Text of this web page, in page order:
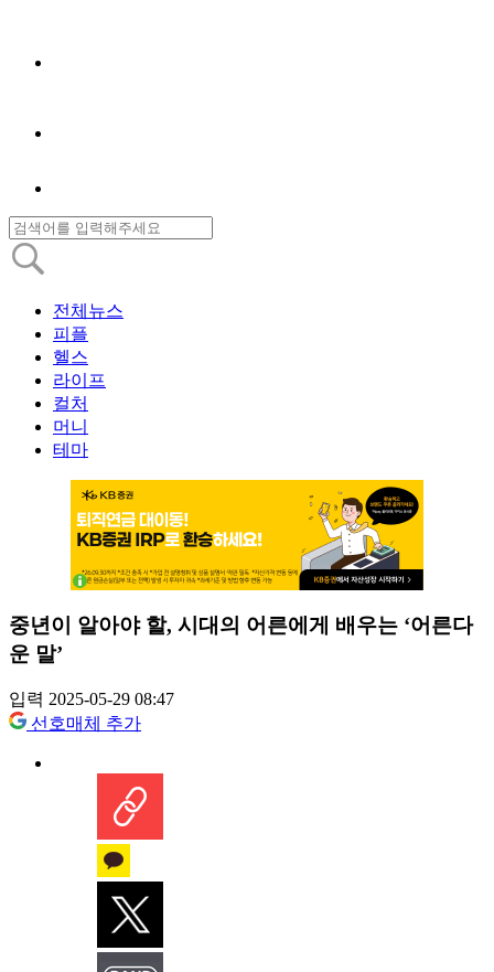
전체뉴스
피플
헬스
라이프
컬처
머니
테마
중년이 알아야 할, 시대의 어른에게 배우는 ‘어른다
운 말’
입력 2025-05-29 08:47
선호매체 추가